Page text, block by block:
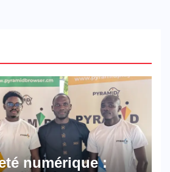
numérique :